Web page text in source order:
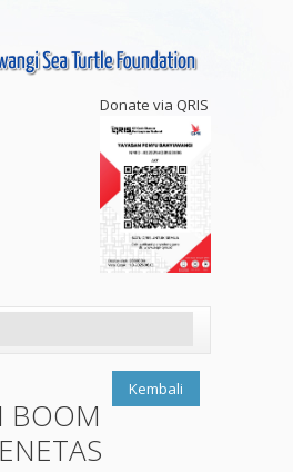
Donate via QRIS
Kembali
BOOM